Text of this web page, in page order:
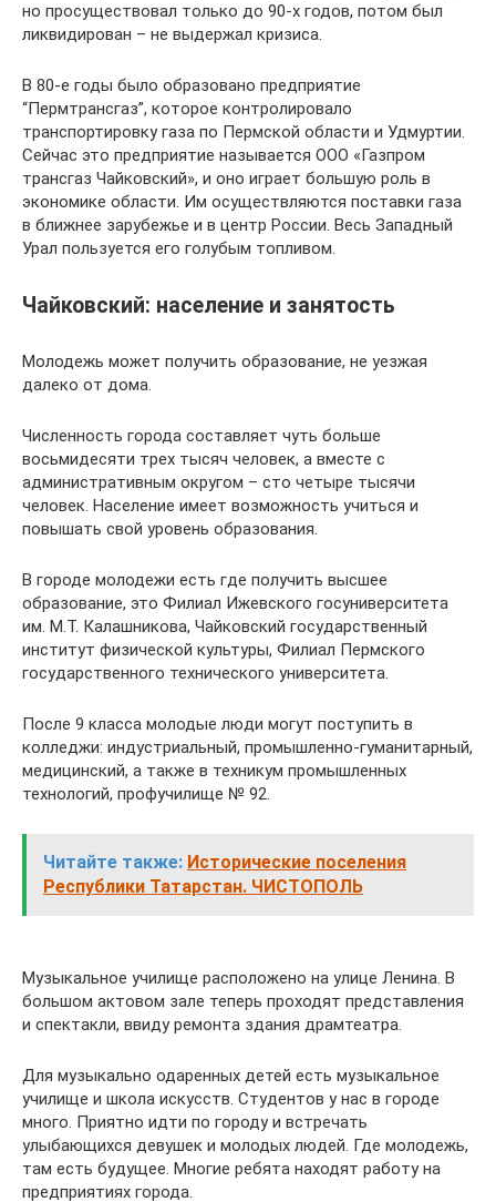
но просуществовал только до 90-х годов, потом был
ликвидирован – не выдержал кризиса.
В 80-е годы было образовано предприятие
“Пермтрансгаз”, которое контролировало
транспортировку газа по Пермской области и Удмуртии.
Сейчас это предприятие называется ООО «Газпром
трансгаз Чайковский», и оно играет большую роль в
экономике области. Им осуществляются поставки газа
в ближнее зарубежье и в центр России. Весь Западный
Урал пользуется его голубым топливом.
Чайковский: население и занятость
Молодежь может получить образование, не уезжая
далеко от дома.
Численность города составляет чуть больше
восьмидесяти трех тысяч человек, а вместе с
административным округом – сто четыре тысячи
человек. Население имеет возможность учиться и
повышать свой уровень образования.
В городе молодежи есть где получить высшее
образование, это Филиал Ижевского госуниверситета
им. М.Т. Калашникова, Чайковский государственный
институт физической культуры, Филиал Пермского
государственного технического университета.
После 9 класса молодые люди могут поступить в
колледжи: индустриальный, промышленно-гуманитарный,
медицинский, а также в техникум промышленных
технологий, профучилище № 92.
Читайте также: Исторические поселения
Республики Татарстан. ЧИСТОПОЛЬ
Музыкальное училище расположено на улице Ленина. В
большом актовом зале теперь проходят представления
и спектакли, ввиду ремонта здания драмтеатра.
Для музыкально одаренных детей есть музыкальное
училище и школа искусств. Студентов у нас в городе
много. Приятно идти по городу и встречать
улыбающихся девушек и молодых людей. Где молодежь,
там есть будущее. Многие ребята находят работу на
предприятиях города.